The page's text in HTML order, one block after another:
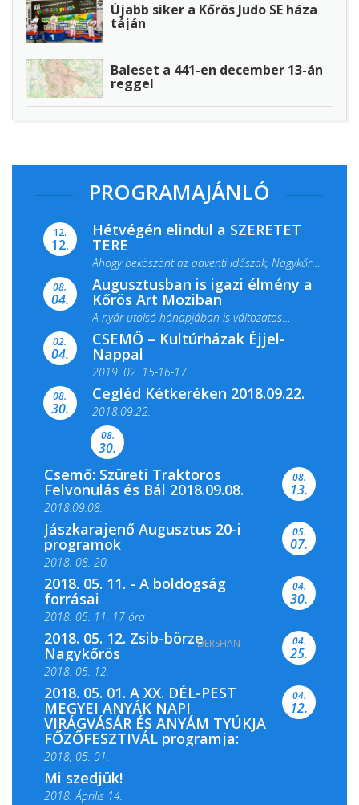
Újabb siker a Kőrös Judo SE háza
táján
Baleset a 441-en december 13-án
reggel
PROGRAMAJÁNLÓ
12.
12.
Hétvégén elindul a SZERETET
TERE
Ahogy beköszönt az adventi időszak, Nagykőrös
ismét megtelik ünnepi fénnyel és közös...
08.
04.
Augusztusban is igazi élmény a
Kőrös Art Moziban
A nyár utolsó hónapjában is változatos
filmkínálattal, családi...
02.
04.
CSEMŐ – Kultúrházak Éjjel-
Nappal
2019. 02. 15-16-17.
Színes és tartalmas programokkal várja a
Csemői Községi Könyvtár és...
08.
30.
Cegléd Kétkeréken 2018.09.22.
2018.09.22.
08.
30.
Csemő: Szüreti Traktoros
Felvonulás és Bál 2018.09.08.
2018.09.08.
08.
13.
Jászkarajenő Augusztus 20-i
programok
2018. 08. 20.
05.
07.
2018. 05. 11. - A boldogság
forrásai
2018. 05. 11. 17 óra
2018. 05. 11. 19 óra
04.
30.
2018. 05. 12. Zsib-börze
Nagykőrös
2018. 05. 12.
04.
25.
2018. 05. 01. A XX. DÉL-PEST
MEGYEI ANYÁK NAPI
VIRÁGVÁSÁR ÉS ANYÁM TYÚKJA
FŐZŐFESZTIVÁL programja:
2018, 05. 01.
04.
12.
Mi szedjük!
2018. Április 14.
DERSHAN